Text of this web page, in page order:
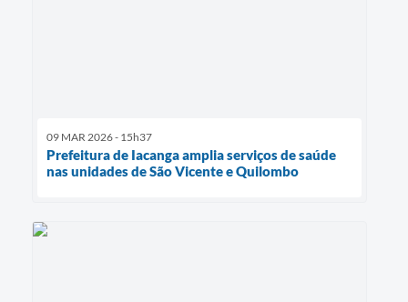
09 MAR 2026 - 15h37
Prefeitura de Iacanga amplia serviços de saúde
nas unidades de São Vicente e Quilombo